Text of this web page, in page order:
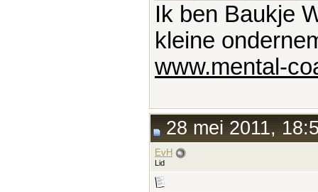
Ik ben Baukje
kleine
www.mental-
28 mei 2011,
EvH
Lid